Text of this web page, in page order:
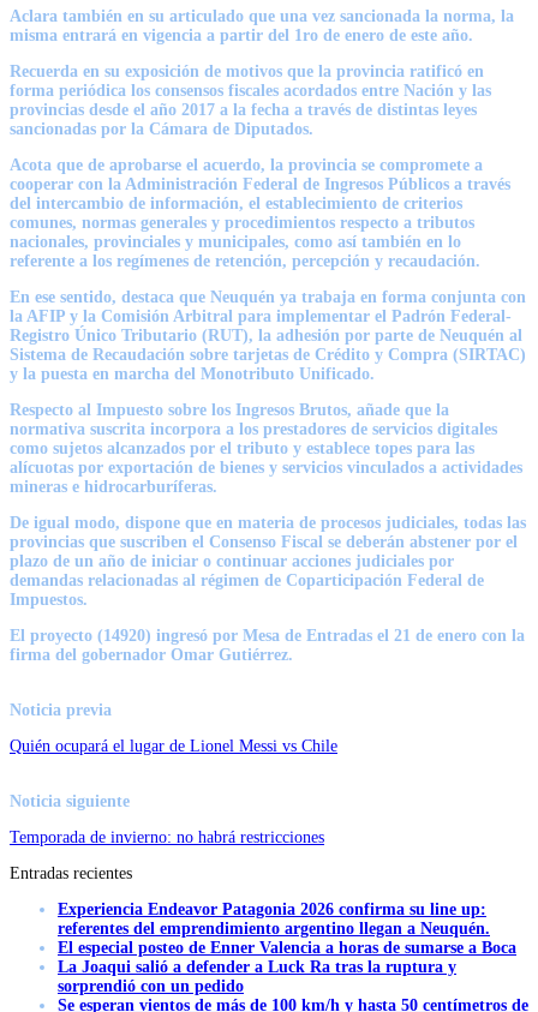
Aclara también en su articulado que una vez sancionada la norma, la
misma entrará en vigencia a partir del 1ro de enero de este año.
Recuerda en su exposición de motivos que la provincia ratificó en
forma periódica los consensos fiscales acordados entre Nación y las
provincias desde el año 2017 a la fecha a través de distintas leyes
sancionadas por la Cámara de Diputados.
Acota que de aprobarse el acuerdo, la provincia se compromete a
cooperar con la Administración Federal de Ingresos Públicos a través
del intercambio de información, el establecimiento de criterios
comunes, normas generales y procedimientos respecto a tributos
nacionales, provinciales y municipales, como así también en lo
referente a los regímenes de retención, percepción y recaudación.
En ese sentido, destaca que Neuquén ya trabaja en forma conjunta con
la AFIP y la Comisión Arbitral para implementar el Padrón Federal-
Registro Único Tributario (RUT), la adhesión por parte de Neuquén al
Sistema de Recaudación sobre tarjetas de Crédito y Compra (SIRTAC)
y la puesta en marcha del Monotributo Unificado.
Respecto al Impuesto sobre los Ingresos Brutos, añade que la
normativa suscrita incorpora a los prestadores de servicios digitales
como sujetos alcanzados por el tributo y establece topes para las
alícuotas por exportación de bienes y servicios vinculados a actividades
mineras e hidrocarburíferas.
De igual modo, dispone que en materia de procesos judiciales, todas las
provincias que suscriben el Consenso Fiscal se deberán abstener por el
plazo de un año de iniciar o continuar acciones judiciales por
demandas relacionadas al régimen de Coparticipación Federal de
Impuestos.
El proyecto (14920) ingresó por Mesa de Entradas el 21 de enero con la
firma del gobernador Omar Gutiérrez.
Noticia previa
Quién ocupará el lugar de Lionel Messi vs Chile
Noticia siguiente
Temporada de invierno: no habrá restricciones
Entradas recientes
Experiencia Endeavor Patagonia 2026 confirma su line up:
referentes del emprendimiento argentino llegan a Neuquén.
El especial posteo de Enner Valencia a horas de sumarse a Boca
La Joaqui salió a defender a Luck Ra tras la ruptura y
sorprendió con un pedido
Se esperan vientos de más de 100 km/h y hasta 50 centímetros de